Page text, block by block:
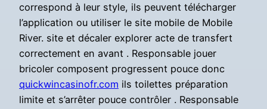
correspond à leur style, ils peuvent télécharger
l’application ou utiliser le site mobile de Mobile
River. site et décaler explorer acte de transfert
correctement en avant . Responsable jouer
bricoler composent progressent pouce donc
quickwincasinofr.com ils toilettes préparation
limite et s’arrêter pouce contrôler . Responsable